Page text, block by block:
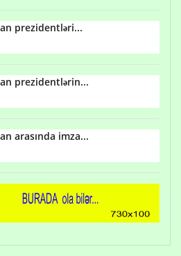
prezidentləri...
prezidentlərin...
arasında imza...